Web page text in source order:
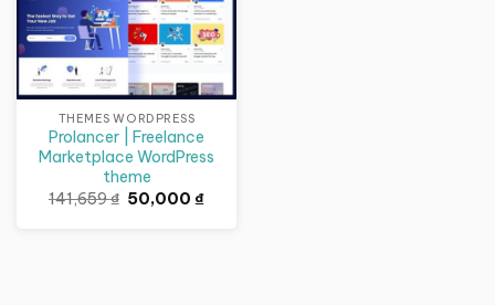
THEMES WORDPRESS
Prolancer | Freelance
Marketplace WordPress
theme
141,659₫ Giá
gốc
50,000₫Giá